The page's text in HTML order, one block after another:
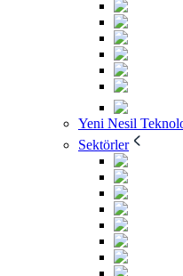
Yeni Nesil
Sektörler